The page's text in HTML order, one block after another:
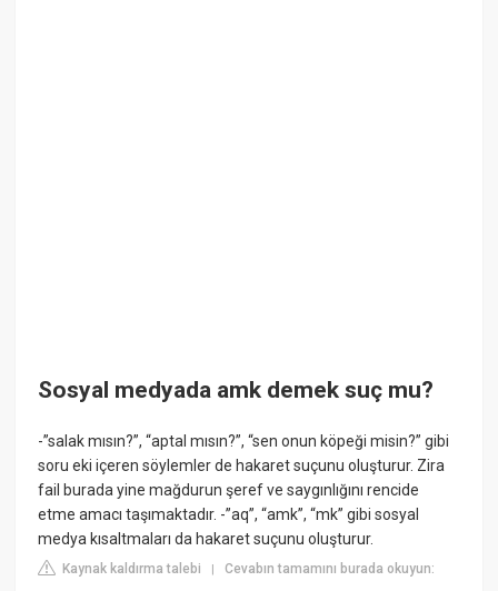
Sosyal medyada amk demek suç mu?
-”salak mısın?”, “aptal mısın?”, “sen onun köpeği misin?” gibi
soru eki içeren söylemler de hakaret suçunu oluşturur. Zira
fail burada yine mağdurun şeref ve saygınlığını rencide
etme amacı taşımaktadır. -”aq”, “amk”, “mk” gibi sosyal
medya kısaltmaları da hakaret suçunu oluşturur.
Kaynak kaldırma talebi |Cevabın tamamını burada okuyun: